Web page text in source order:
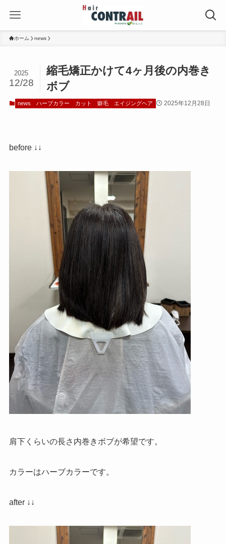
ホーム news
縮毛矯正かけて4ヶ月後の内巻き
ボブ
2025
12/28
news ハーブカラー カット 癖毛 エイジングヘア 2025年12月28日
before ↓↓
肩下くらいの長さ内巻きボブが希望です。
カラーはハーブカラーです。
after ↓↓